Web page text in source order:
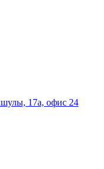
17а, офис 24